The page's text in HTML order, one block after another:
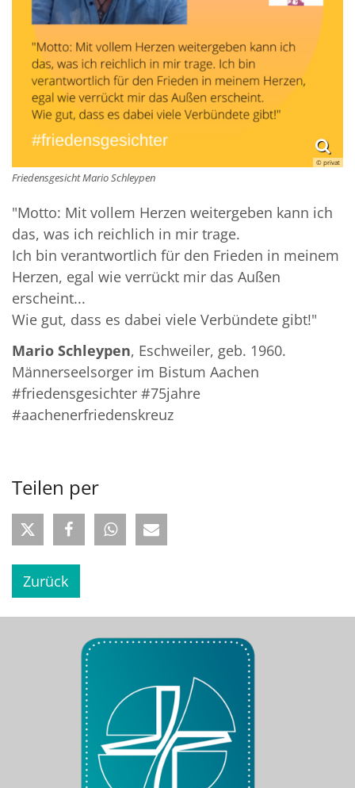
© privat
Friedensgesicht Mario Schleypen
"Motto: Mit vollem Herzen weitergeben kann ich
das, was ich reichlich in mir trage.
Ich bin verantwortlich für den Frieden in meinem
Herzen, egal wie verrückt mir das Außen
erscheint...
Wie gut, dass es dabei viele Verbündete gibt!"
Mario Schleypen, Eschweiler, geb. 1960.
Männerseelsorger im Bistum Aachen
#friedensgesichter #75jahre
#aachenerfriedenskreuz
Teilen per
Zurück